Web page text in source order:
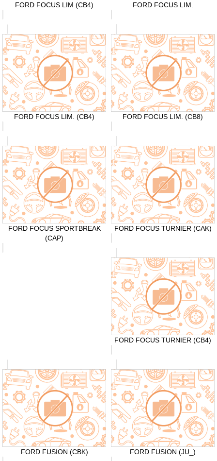
FORD FOCUS LIM (CB4) FORD FOCUS LIM.
FORD FOCUS LIM. (CB4) FORD FOCUS LIM. (CB8)
FORD FOCUS SPORTBREAK
(CAP)
FORD FOCUS TURNIER (CAK)
FORD FOCUS TURNIER (CB4)
FORD FUSION (CBK) FORD FUSION (JU_)